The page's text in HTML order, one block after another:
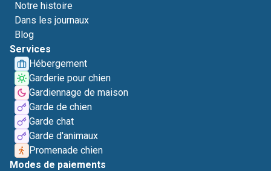
Notre histoire
Dans les journaux
Blog
Services
Hébergement
Garderie pour chien
Gardiennage de maison
Garde de chien
Garde chat
Garde d'animaux
Promenade chien
Modes de paiements